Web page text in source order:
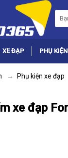
XE ĐẠP PHỤ
Phụ kiện xe đạp
xe đạp